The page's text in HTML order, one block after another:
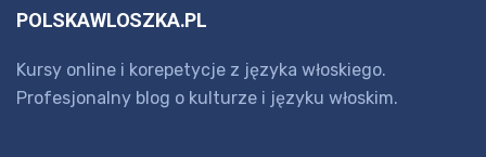
POLSKAWLOSZKA.PL
Kursy online i korepetycje z języka włoskiego.
Profesjonalny blog o kulturze i języku włoskim.